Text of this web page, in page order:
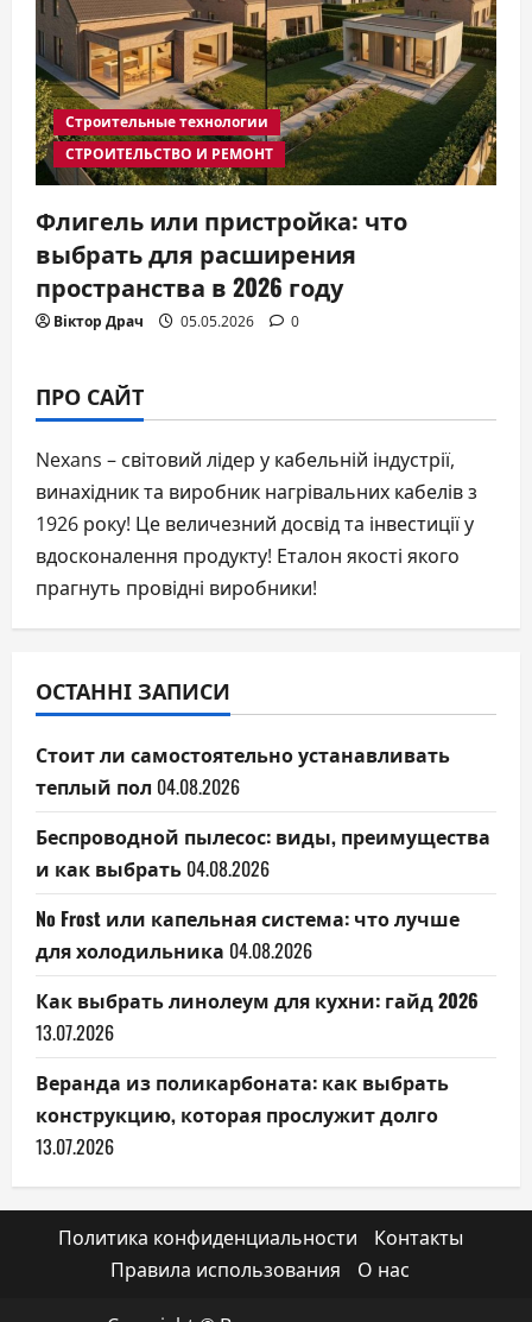
Строительные технологии
СТРОИТЕЛЬСТВО И РЕМОНТ
Флигель или пристройка: что
выбрать для расширения
пространства в 2026 году
Віктор Драч 05.05.2026 0
ПРО САЙТ
Nexans – світовий лідер у кабельній індустрії,
винахідник та виробник нагрівальних кабелів з
1926 року! Це величезний досвід та інвестиції у
вдосконалення продукту! Еталон якості якого
прагнуть провідні виробники!
ОСТАННІ ЗАПИСИ
Стоит ли самостоятельно устанавливать
теплый пол 04.08.2026
Беспроводной пылесос: виды, преимущества
и как выбрать 04.08.2026
No Frost или капельная система: что лучше
для холодильника 04.08.2026
Как выбрать линолеум для кухни: гайд 2026
13.07.2026
Веранда из поликарбоната: как выбрать
конструкцию, которая прослужит долго
13.07.2026
Политика конфиденциальности
Контакты
Правила использования
О нас